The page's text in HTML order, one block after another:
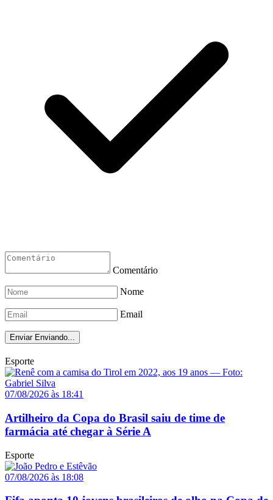
Comentário
Nome
Email
Enviar Enviando...
Esporte
07/08/2026 às 18:41
Artilheiro da Copa do Brasil saiu de time de
farmácia até chegar à Série A
Esporte
07/08/2026 às 18:08